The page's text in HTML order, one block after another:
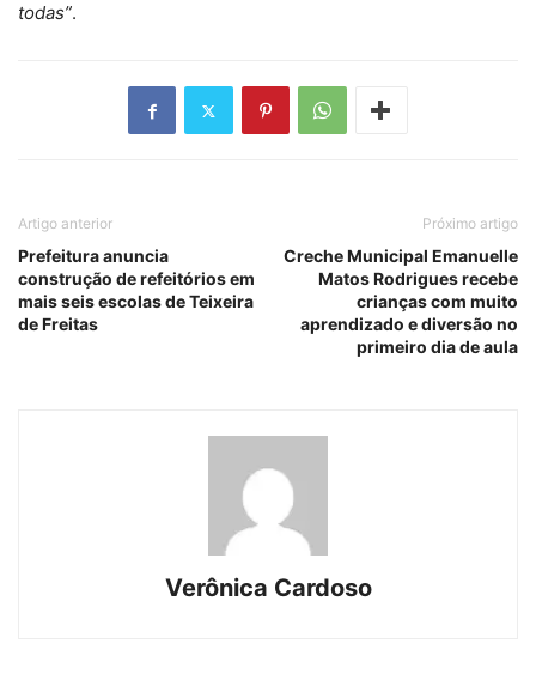
todas”.
Artigo anterior
Prefeitura anuncia
construção de refeitórios em
mais seis escolas de Teixeira
de Freitas
Próximo artigo
Creche Municipal Emanuelle
Matos Rodrigues recebe
crianças com muito
aprendizado e diversão no
primeiro dia de aula
Verônica Cardoso